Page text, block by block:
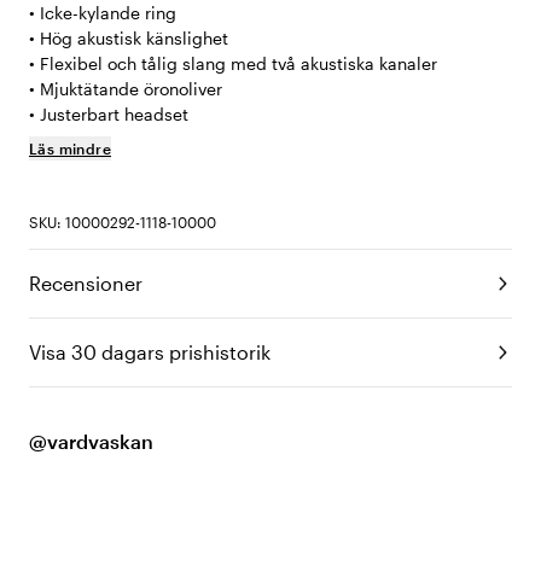
• Icke-kylande ring
• Hög akustisk känslighet
• Flexibel och tålig slang med två akustiska kanaler
• Mjuktätande öronoliver
• Justerbart headset
Läs mindre
SKU: 10000292-1118-10000
Recensioner
Visa 30 dagars prishistorik
@vardvaskan